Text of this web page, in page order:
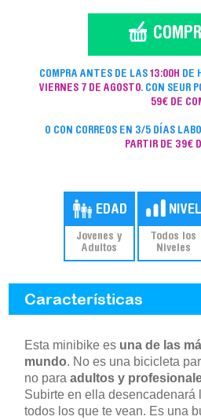
COMPRA ANTES DE LAS13:00H DE
VIERNES 7 DE AGOSTO. CON SEUR
59€ DE
O CON CORREOS EN 3/5 DÍAS
PARTIR DE 39€
Jovenes y
Adultos
Todos los
Niveles
Características
Esta minibike es una de las
mundo. No es una bicicleta
no para adultos y
Subirte en ella desencadenará
todos los que te vean. Es una